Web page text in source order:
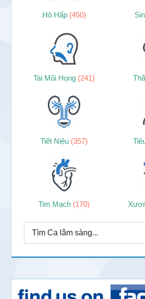
Hô Hấp (450)
Tai Mũi Họng (241)
Tiết Niệu (357)
Tim Mạch (170)